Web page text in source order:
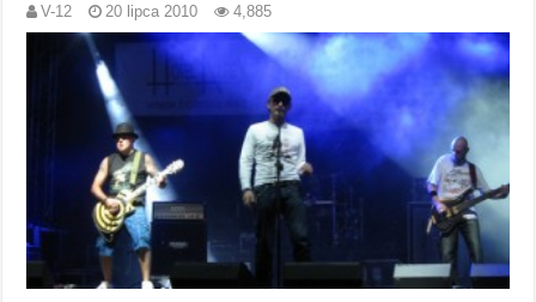
V-12 20 lipca 2010 4,885